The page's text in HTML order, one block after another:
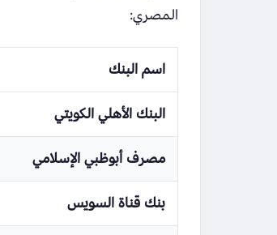
المصري:
اسم البنك
البنك الأهلي الكويتي
مصرف أبوظبي الإسلامي
بنك قناة السويس